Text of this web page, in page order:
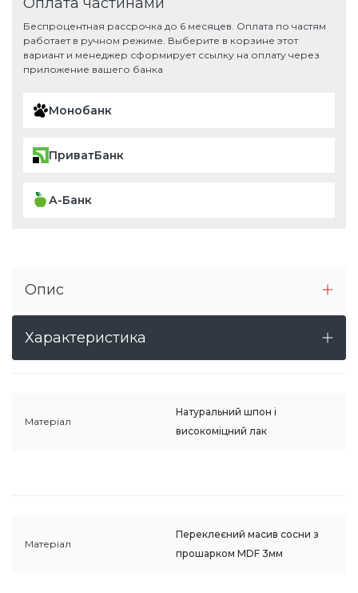
Беспроцентная рассрочка до 6 месяцев. Оплата по частям
работает в ручном режиме. Выберите в корзине этот
вариант и менеджер сформирует ссылку на оплату через
приложение вашего банка
Монобанк
ПриватБанк
А-Банк
Опис
Характеристика
Матеріал
Натуральний шпон і
високоміцний лак
Матеріал
Переклеєний масив сосни з
прошарком MDF 3мм